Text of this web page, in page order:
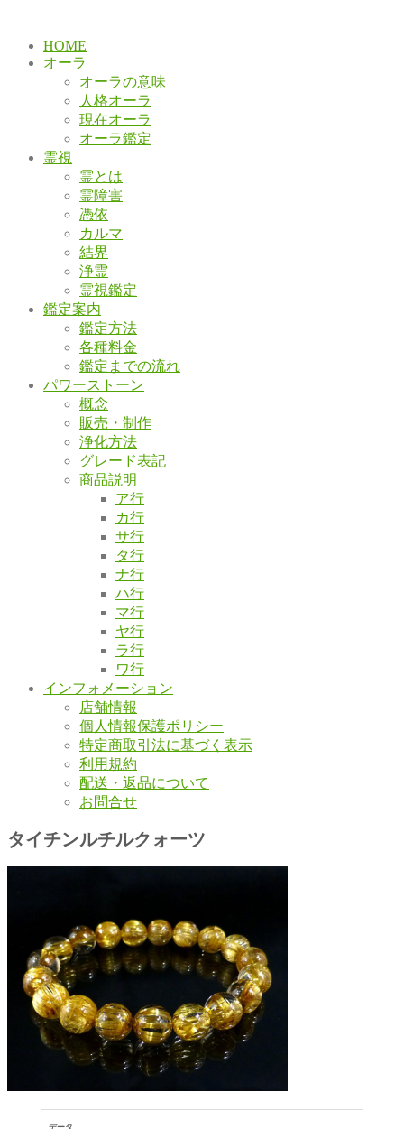
HOME
オーラ
オーラの意味
人格オーラ
現在オーラ
オーラ鑑定
霊視
霊とは
霊障害
憑依
カルマ
結界
浄霊
霊視鑑定
鑑定案内
鑑定方法
各種料金
鑑定までの流れ
パワーストーン
概念
販売・制作
浄化方法
グレード表記
商品説明
ア行
カ行
サ行
タ行
ナ行
ハ行
マ行
ヤ行
ラ行
ワ行
インフォメーション
店舗情報
個人情報保護ポリシー
特定商取引法に基づく表示
利用規約
配送・返品について
お問合せ
タイチンルチルクォーツ